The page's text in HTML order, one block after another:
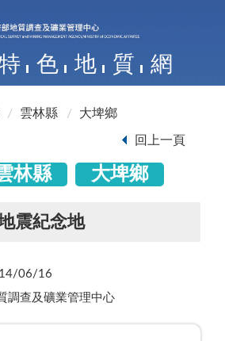
色 地 質 網
雲林縣 大埤鄉
回上一頁
林縣 大埤鄉
震紀念地
06/16
調查及礦業管理中心